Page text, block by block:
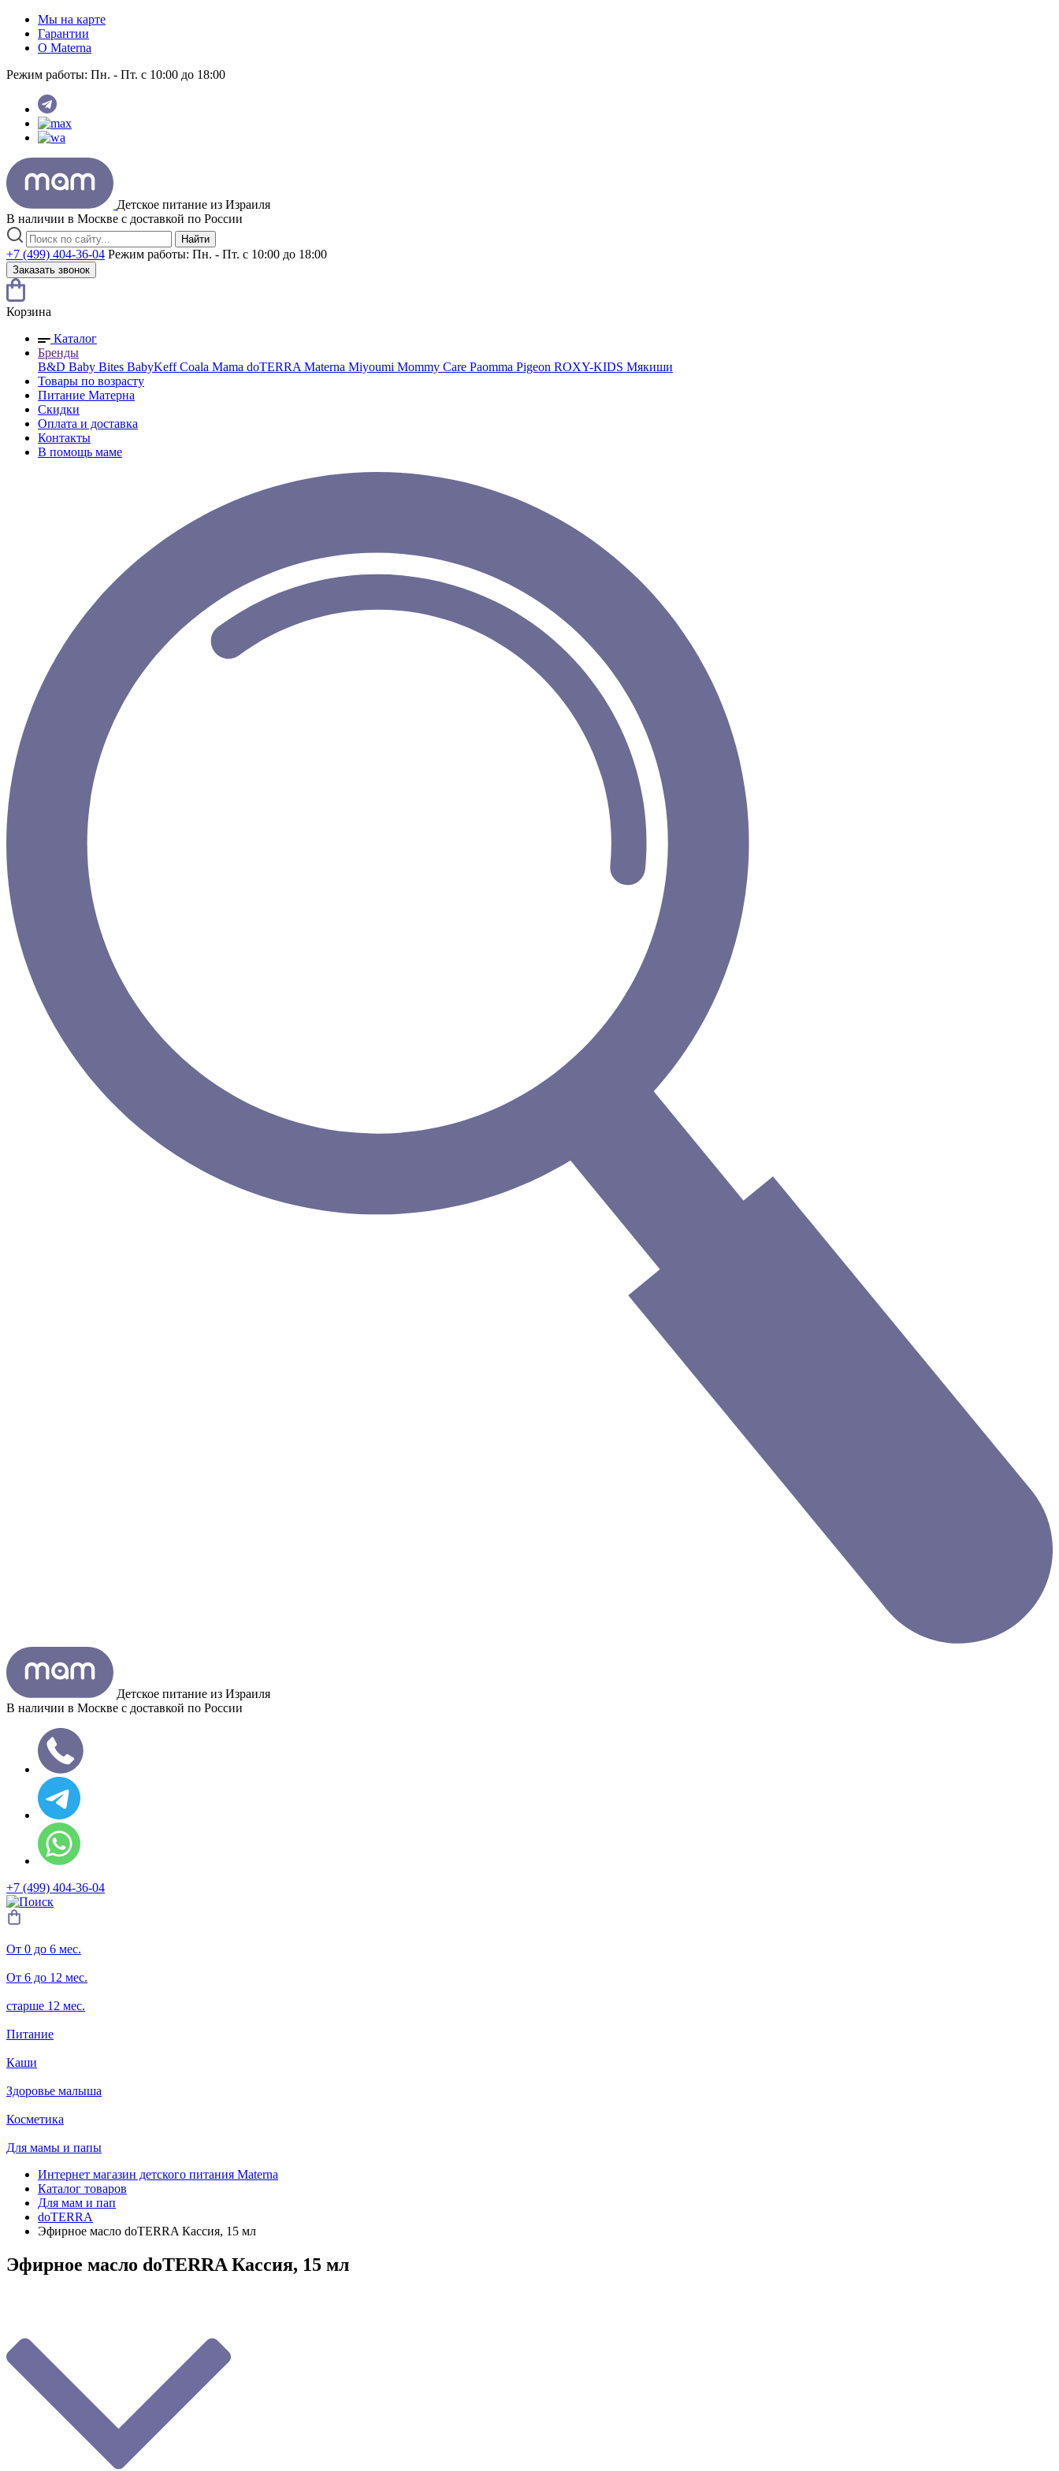
Мы на карте
Гарантии
O Materna
Режим работы: Пн. - Пт. с 10:00 до 18:00
Детское питание из Израиля
В наличии в Москве с доставкой по России
Найти
+7 (499) 404-36-04 Режим работы: Пн. - Пт. с 10:00 до 18:00
Заказать звонок
Корзина
Каталог
Бренды
B&D Baby Bites BabyKeffCoala Mama doTERRA Materna Miyoumi Mommy Care Paomma Pigeon ROXY-KIDS Мякиши
Товары по возрасту
Питание Матерна
Скидки
Оплата и доставка
Контакты
В помощь маме
Детское питание из Израиля
В наличии в Москве с доставкой по России
+7 (499) 404-36-04
От 0 до 6 мес.
От 6 до 12 мес.
старше 12 мес.
Питание
Каши
Здоровье малыша
Косметика
Для мамы и папы
Интернет магазин детского питания Materna
Каталог товаров
Для мам и пап
doTERRA
Эфирное масло doTERRA Кассия, 15 мл
Эфирное масло doTERRA Кассия, 15 мл